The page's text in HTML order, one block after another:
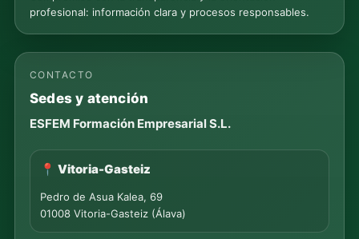
profesional: información clara y procesos responsables.
CONTACTO
Sedes y atención
ESFEM Formación Empresarial S.L.
📍 Vitoria-Gasteiz
Pedro de Asua Kalea, 69
01008 Vitoria-Gasteiz (Álava)